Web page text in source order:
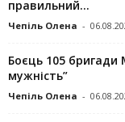
правильний...
Чепіль Олена -
Боєць 105
мужність”
Чепіль Олена -